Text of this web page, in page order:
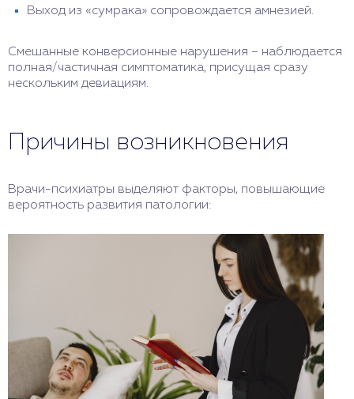
Выход из «сумрака» сопровождается амнезией.
Смешанные конверсионные нарушения – наблюдается
полная/частичная симптоматика, присущая сразу
нескольким девиациям.
Причины возникновения
Врачи-психиатры выделяют факторы, повышающие
вероятность развития патологии: